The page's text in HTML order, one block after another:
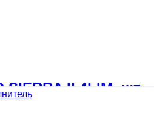
SIERRA II 4LIM, шт